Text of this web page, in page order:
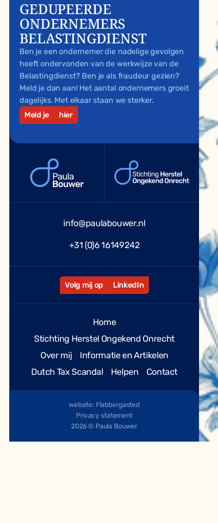
GEDUPEERDE
ONDERNEMERS
BELASTINGDIENST
Ben je een ondernemer die nadelige gevolgen
heeft ondervonden van de werkwijze van de
Belastingdienst? Ben je als fraudeur gezien?
Meld je dan aan! Het aantal ondernemers groeit
dagelijks. Met elkaar staan we sterker.
Meld je
hier
info@paulabouwer.nl
+31 (0)6 16149242
Volg mij op LinkedIn
Home
Stichting Herstel Ongekend Onrecht
Over mij
Informatie en Artikelen
Dutch Tax Scandal
Helpen Contact
2026 © Paula Bouwer
website: Flabbergasted
Privacy statement